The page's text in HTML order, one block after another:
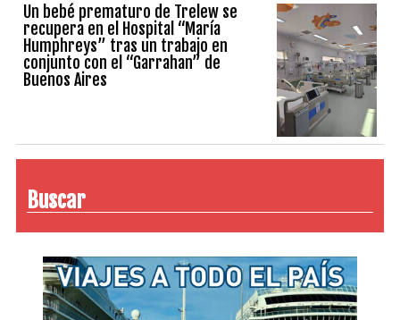
Un bebé prematuro de Trelew se
recupera en el Hospital “María
Humphreys” tras un trabajo en
conjunto con el “Garrahan” de
Buenos Aires
Buscar